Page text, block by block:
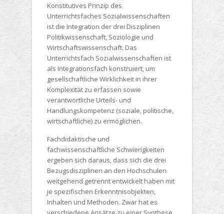
Konstitutives Prinzip des
Unterrichtsfaches Sozialwissenschaften
ist die Integration der drei Disziplinen
Politikwissenschaft, Soziologie und
Wirtschaftswissenschaft. Das
Unterrichtsfach Sozialwissenschaften ist
als Integrationsfach konstruiert, um
gesellschaftliche Wirklichkeit in ihrer
Komplexität zu erfassen sowie
verantwortliche Urteils- und
Handlungskompetenz (soziale, politische,
wirtschaftliche) zu ermöglichen.
Fachdidaktische und
fachwissenschaftliche Schwierigkeiten
ergeben sich daraus, dass sich die drei
Bezugsdisziplinen an den Hochschulen
weitgehend getrennt entwickelt haben mit
je spezifischen Erkenntnisobjekten,
Inhalten und Methoden. Zwar hat es